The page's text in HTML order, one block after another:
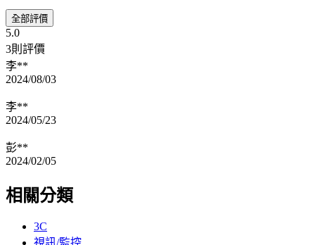
全部評價
5.0
3則評價
李**
2024/08/03
李**
2024/05/23
彭**
2024/02/05
相關分類
3C